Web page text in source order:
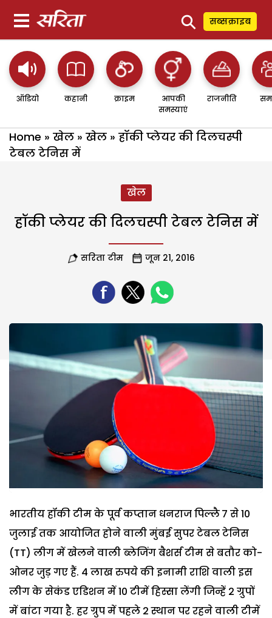
⚲ सब्सक्राइब
ऑडियो कहानी क्राइम
आपकी
समस्याएं
राजनीति
Home » खेल » खेल » हॉकी प्लेयर की दिलचस्पी
टेबल टेनिस में
खेल
हॉकी प्लेयर की दिलचस्पी टेबल टेनिस में
सरिता टीम जून 21, 2016
भारतीय हॉकी टीम के पूर्व कप्तान धनराज पिल्लै 7 से 10
जुलाई तक आयोजित होने वाली मुंबई सुपर टेबल टेनिस
(TT) लीग में खेलने वाली ब्लेजिंग बैशर्स टीम से बतौर को-
ओनर जुड़ गए हैं. 4 लाख रुपये की इनामी राशि वाली इस
लीग के सेकंड एडिशन में 10 टीमें हिस्सा लेंगी जिन्हें 2 ग्रुपों
में बांटा गया है. हर ग्रुप में पहले 2 स्थान पर रहने वाली टीमें